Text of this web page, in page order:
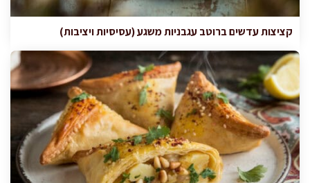
קציצות עדשים ברוטב עגבניות משגע (עסיסיות ויציבות)